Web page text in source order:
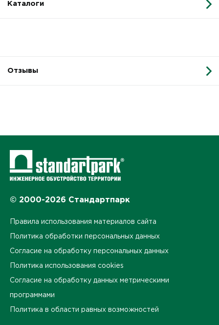
Каталоги
Отзывы
© 2000-2026 Стандартпарк
Правила использования материалов сайта
Политика обработки персональных данных
Согласие на обработку персональных данных
Политика использования cookies
Согласие на обработку данных метрическими
программами
Политика в области равных возможностей